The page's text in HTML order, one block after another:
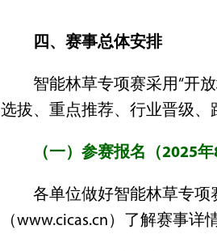
四、赛事总体安排
智能林草专项赛采用“开
选拔、重点推荐、行业晋级
（一）参赛报名（2025
各单位做好智能林草专
（www.cicas.cn）了解赛事